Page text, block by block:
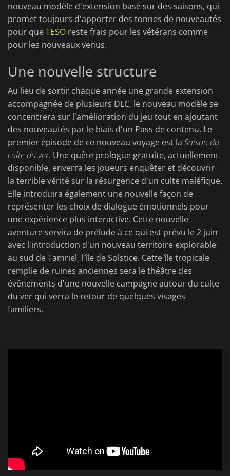
nouveau modèle d'extension basé sur des saisons, qui
promet toujours d'apporter des tonnes de nouveautés
pour queTESO reste frais pour les vétérans comme
pour les nouveaux venus.
Une nouvelle structure
Au lieu de sortir chaque année une grande extension
accompagnée de plusieurs DLC, le nouveau modèle se
concentrera sur l'amélioration du jeu tout en ajoutant
des nouveautés par le biais d'un Pass de contenu. Le
premier épisode de ce nouveau voyage est la Saison du
culte du ver. Une quête prologue gratuite, actuellement
disponible, enverra les joueurs enquêter et découvrir
la terrible vérité sur la résurgence d'un culte maléfique.
Elle introduira également une nouvelle façon de
représenter les choix de dialogue émotionnels pour
une expérience plus interactive. Cette nouvelle
aventure servira de prélude à ce qui est prévu le 2 juin
avec l'introduction d'un nouveau territoire explorable
au sud de Tamriel, l'île de Solstice. Cette île tropicale
remplie de ruines anciennes sera le théâtre des
événements d'une nouvelle campagne autour du culte
du ver qui verra le retour de quelques visages
familiers.